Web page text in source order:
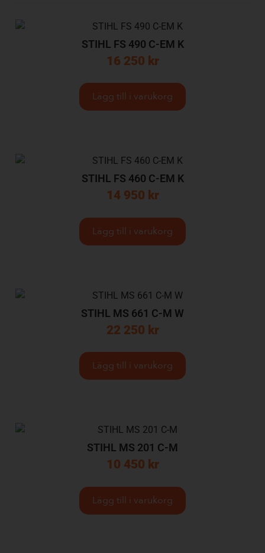
STIHL FS 490 C-EM K
16 250 kr
Lägg till i varukorg
STIHL FS 460 C-EM K
14 950 kr
Lägg till i varukorg
STIHL MS 661 C-M W
22 250 kr
Lägg till i varukorg
STIHL MS 201 C-M
10 450 kr
Lägg till i varukorg